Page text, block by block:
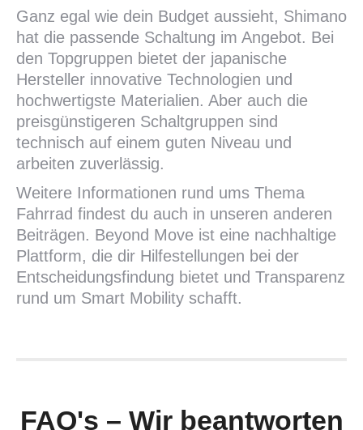
Ganz egal wie dein Budget aussieht, Shimano
hat die passende Schaltung im Angebot. Bei
den Topgruppen bietet der japanische
Hersteller innovative Technologien und
hochwertigste Materialien. Aber auch die
preisgünstigeren Schaltgruppen sind
technisch auf einem guten Niveau und
arbeiten zuverlässig.
Weitere Informationen rund ums Thema
Fahrrad findest du auch in unseren anderen
Beiträgen. Beyond Move ist eine nachhaltige
Plattform, die dir Hilfestellungen bei der
Entscheidungsfindung bietet und Transparenz
rund um Smart Mobility schafft.
FAQ's – Wir beantworten